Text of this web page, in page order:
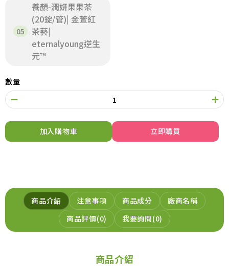
養顏-潤妍果果茶
(20錠/管)| 金萱紅
茶藝|
eternalyoung逆生
元™
數量
加入購物車 立即購買
商品介紹 注意事項 商品成分
廠商名稱
商品評價 0 我要詢問 0
商品介紹